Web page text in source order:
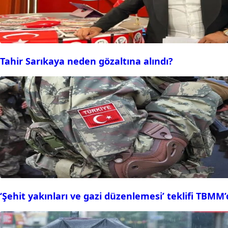
Tahir Sarıkaya neden gözaltına alındı?
‘Şehit yakınları ve gazi düzenlemesi’ teklifi